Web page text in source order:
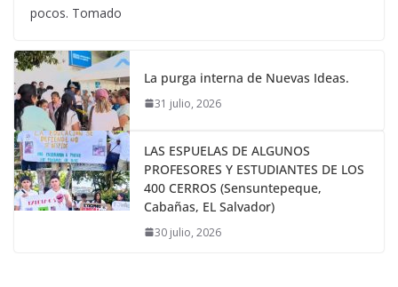
pocos. Tomado
La purga interna de Nuevas Ideas.
31 julio, 2026
LAS ESPUELAS DE ALGUNOS
PROFESORES Y ESTUDIANTES DE LOS
400 CERROS (Sensuntepeque,
Cabañas, EL Salvador)
30 julio, 2026